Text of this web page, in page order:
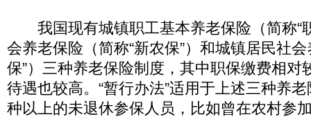
我国现有城镇职工基本养老保险（简称“
会养老保险（简称“新农保”）和城镇居民社
保”）三种养老保险制度，其中职保缴费相对
待遇也较高。“暂行办法”适用于上述三种养
种以上的未退休参保人员，比如曾在农村参